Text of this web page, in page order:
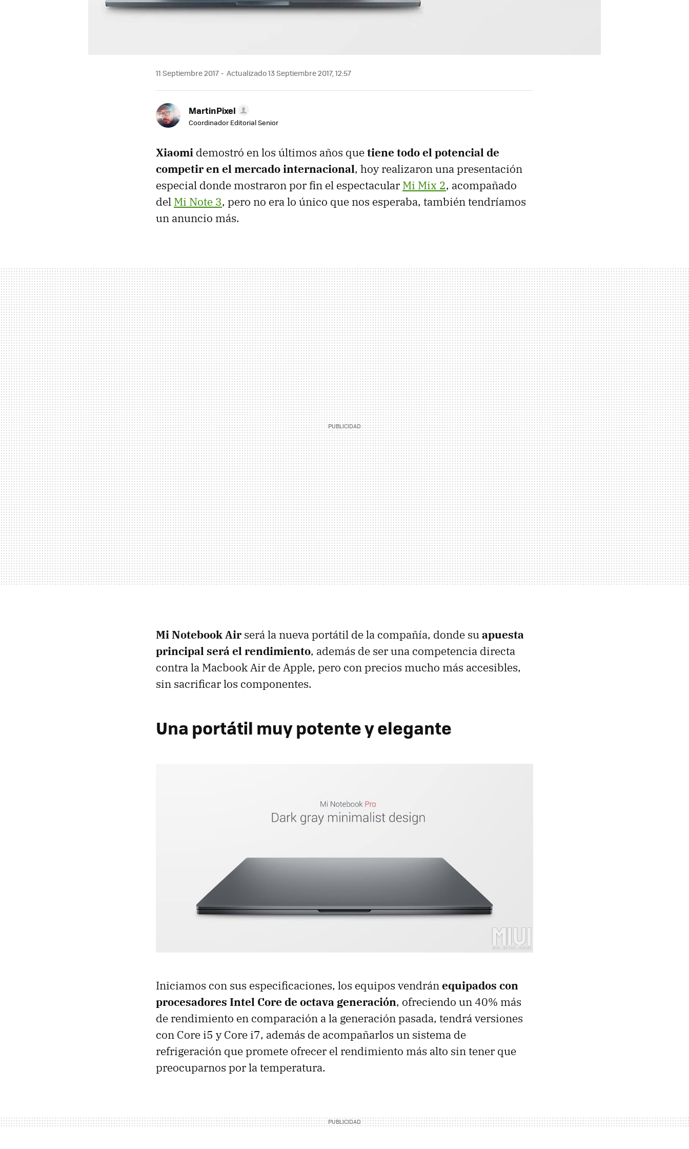
11 Septiembre 2017 Actualizado 13 Septiembre 2017, 12:57
MartinPixel
Coordinador Editorial Senior
Xiaomi demostró en los últimos años quetiene todo el potencial de
competir en el mercado internacional, hoy realizaron una presentación
especial donde mostraron por fin el espectacular Mi Mix 2, acompañado
del Mi Note 3, pero no era lo único que nos esperaba, también tendríamos
un anuncio más.
Mi Notebook Air será la nueva portátil de la compañía, donde suapuesta
principal será el rendimiento, además de ser una competencia directa
contra la Macbook Air de Apple, pero con precios mucho más accesibles,
sin sacrificar los componentes.
Una portátil muy potente y elegante
Iniciamos con sus especificaciones, los equipos vendránequipados con
procesadores Intel Core de octava generación, ofreciendo un 40% más
de rendimiento en comparación a la generación pasada, tendrá versiones
con Core i5 y Core i7, además de acompañarlos un sistema de
refrigeración que promete ofrecer el rendimiento más alto sin tener que
preocuparnos por la temperatura.